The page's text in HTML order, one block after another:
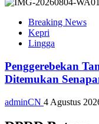
Breaking News
Kepri
Lingga
Penggerebekan
Ditemukan
adminCN 4 Agustus